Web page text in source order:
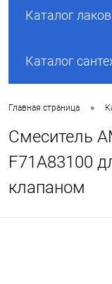
Каталог
Каталог
Главная страница •
Смеситель
F71A83100
клапаном